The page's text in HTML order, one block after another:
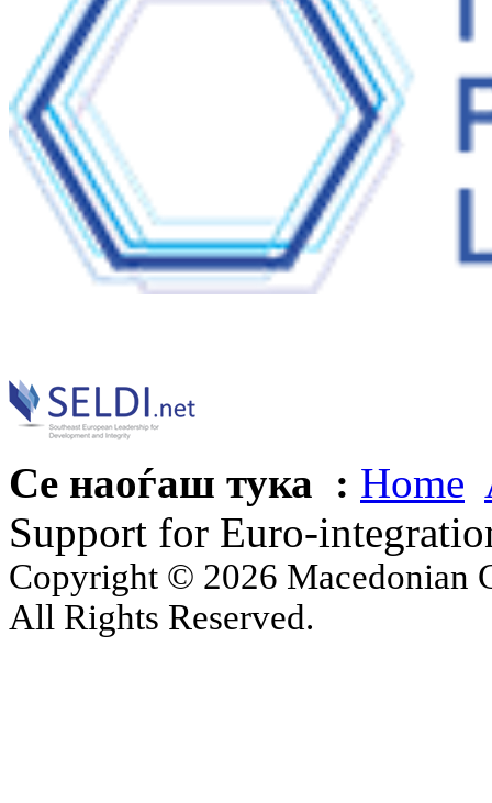
Се наоѓаш тука : Home
Support for Euro-
Copyright © 2026 Macedonian
All Rights Reserved.